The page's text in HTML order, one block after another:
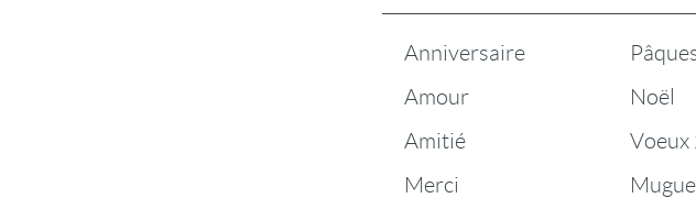
Anniversaire
Amour
Amitié
Merci
Noël